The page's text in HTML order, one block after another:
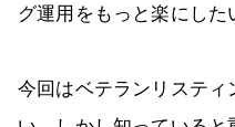
グ運用をもっと楽にした
今回はベテランリステ